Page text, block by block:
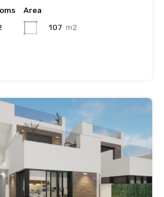
Area
107 m2